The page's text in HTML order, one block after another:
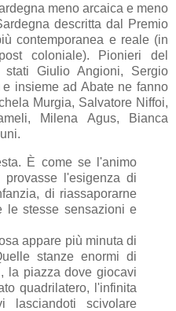
meno arcaica e meno
descritta dal Premio
contemporanea e reale (in
coloniale). Pionieri del
Giulio Angioni, Sergio
insieme ad Abate ne fanno
Murgia, Salvatore Niffoi,
Milena Agus, Bianca
È come se l'animo
l'esigenza di
di riassaporarne
le stesse sensazioni e
appare più minuta di
stanze enormi di
la piazza dove giocavi
quadrilatero, l'infinita
lasciandoti scivolare